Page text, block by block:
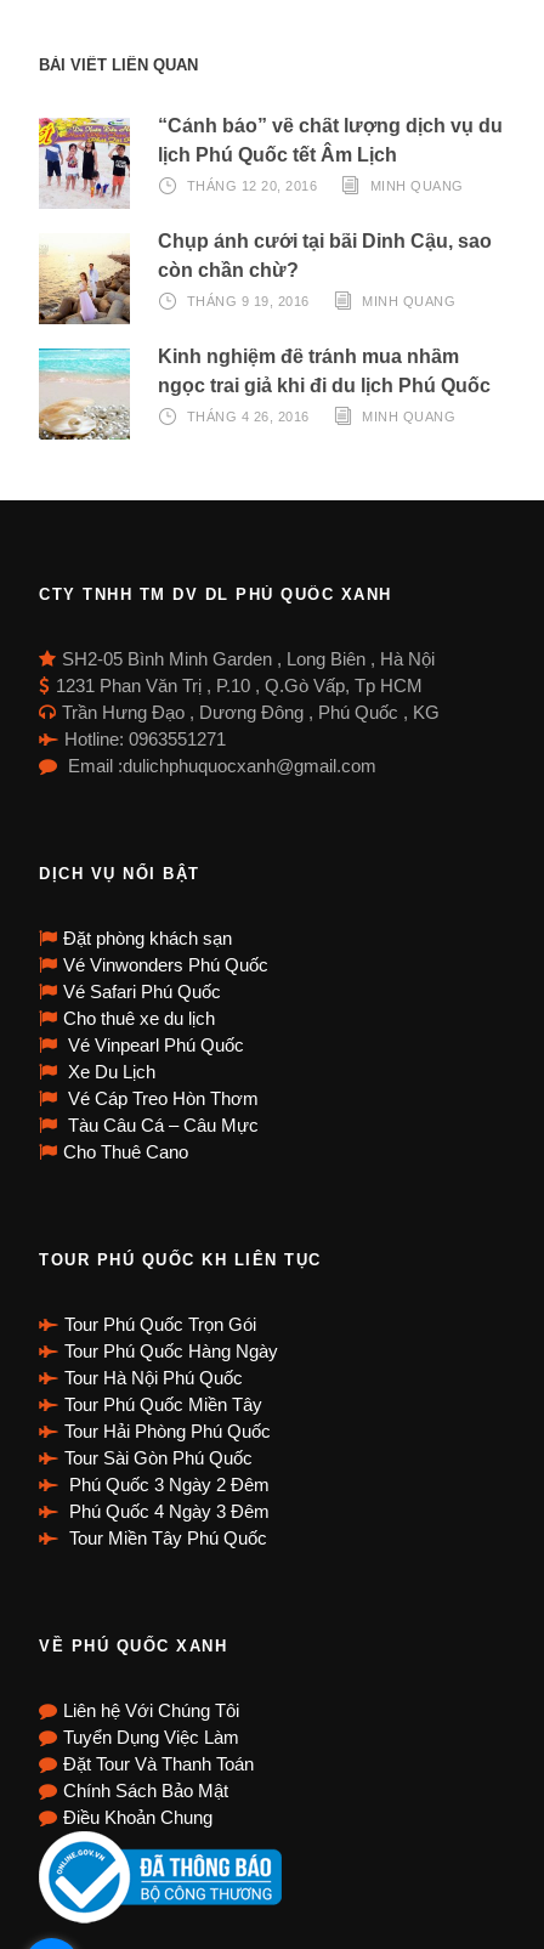
BÀI VIẾT LIÊN QUAN
“Cảnh báo” về chất lượng dịch vụ du
lịch Phú Quốc tết Âm Lịch
THÁNG 12 20, 2016 MINH QUANG
Chụp ảnh cưới tại bãi Dinh Cậu, sao
còn chần chừ?
THÁNG 9 19, 2016 MINH QUANG
Kinh nghiệm để tránh mua nhầm
ngọc trai giả khi đi du lịch Phú Quốc
THÁNG 4 26, 2016 MINH QUANG
CTY TNHH TM DV DL PHÚ QUỐC XANH
SH2-05 Bình Minh Garden , Long Biên , Hà Nội
1231 Phan Văn Trị , P.10 , Q.Gò Vấp, Tp HCM
Trần Hưng Đạo , Dương Đông , Phú Quốc , KG
Hotline: 0963551271
Email :dulichphuquocxanh@gmail.com
DỊCH VỤ NỔI BẬT
Đặt phòng khách sạn
Vé Vinwonders Phú Quốc
Vé Safari Phú Quốc
Cho thuê xe du lịch
Vé Vinpearl Phú Quốc
Xe Du Lịch
Vé Cáp Treo Hòn Thơm
Tàu Câu Cá – Câu Mực
Cho Thuê Cano
TOUR PHÚ QUỐC KH LIÊN TỤC
Tour Phú Quốc Trọn Gói
Tour Phú Quốc Hàng Ngày
Tour Hà Nội Phú Quốc
Tour Phú Quốc Miền Tây
Tour Hải Phòng Phú Quốc
Tour Sài Gòn Phú Quốc
Phú Quốc 3 Ngày 2 Đêm
Phú Quốc 4 Ngày 3 Đêm
Tour Miền Tây Phú Quốc
VỀ PHÚ QUỐC XANH
Liên hệ Với Chúng Tôi
Tuyển Dụng Việc Làm
Đặt Tour Và Thanh Toán
Chính Sách Bảo Mật
Điều Khoản Chung